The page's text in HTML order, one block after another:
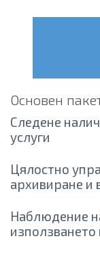
Основен
Следене
услуги
Цялостно
архивиране и
Наблюдение
използването